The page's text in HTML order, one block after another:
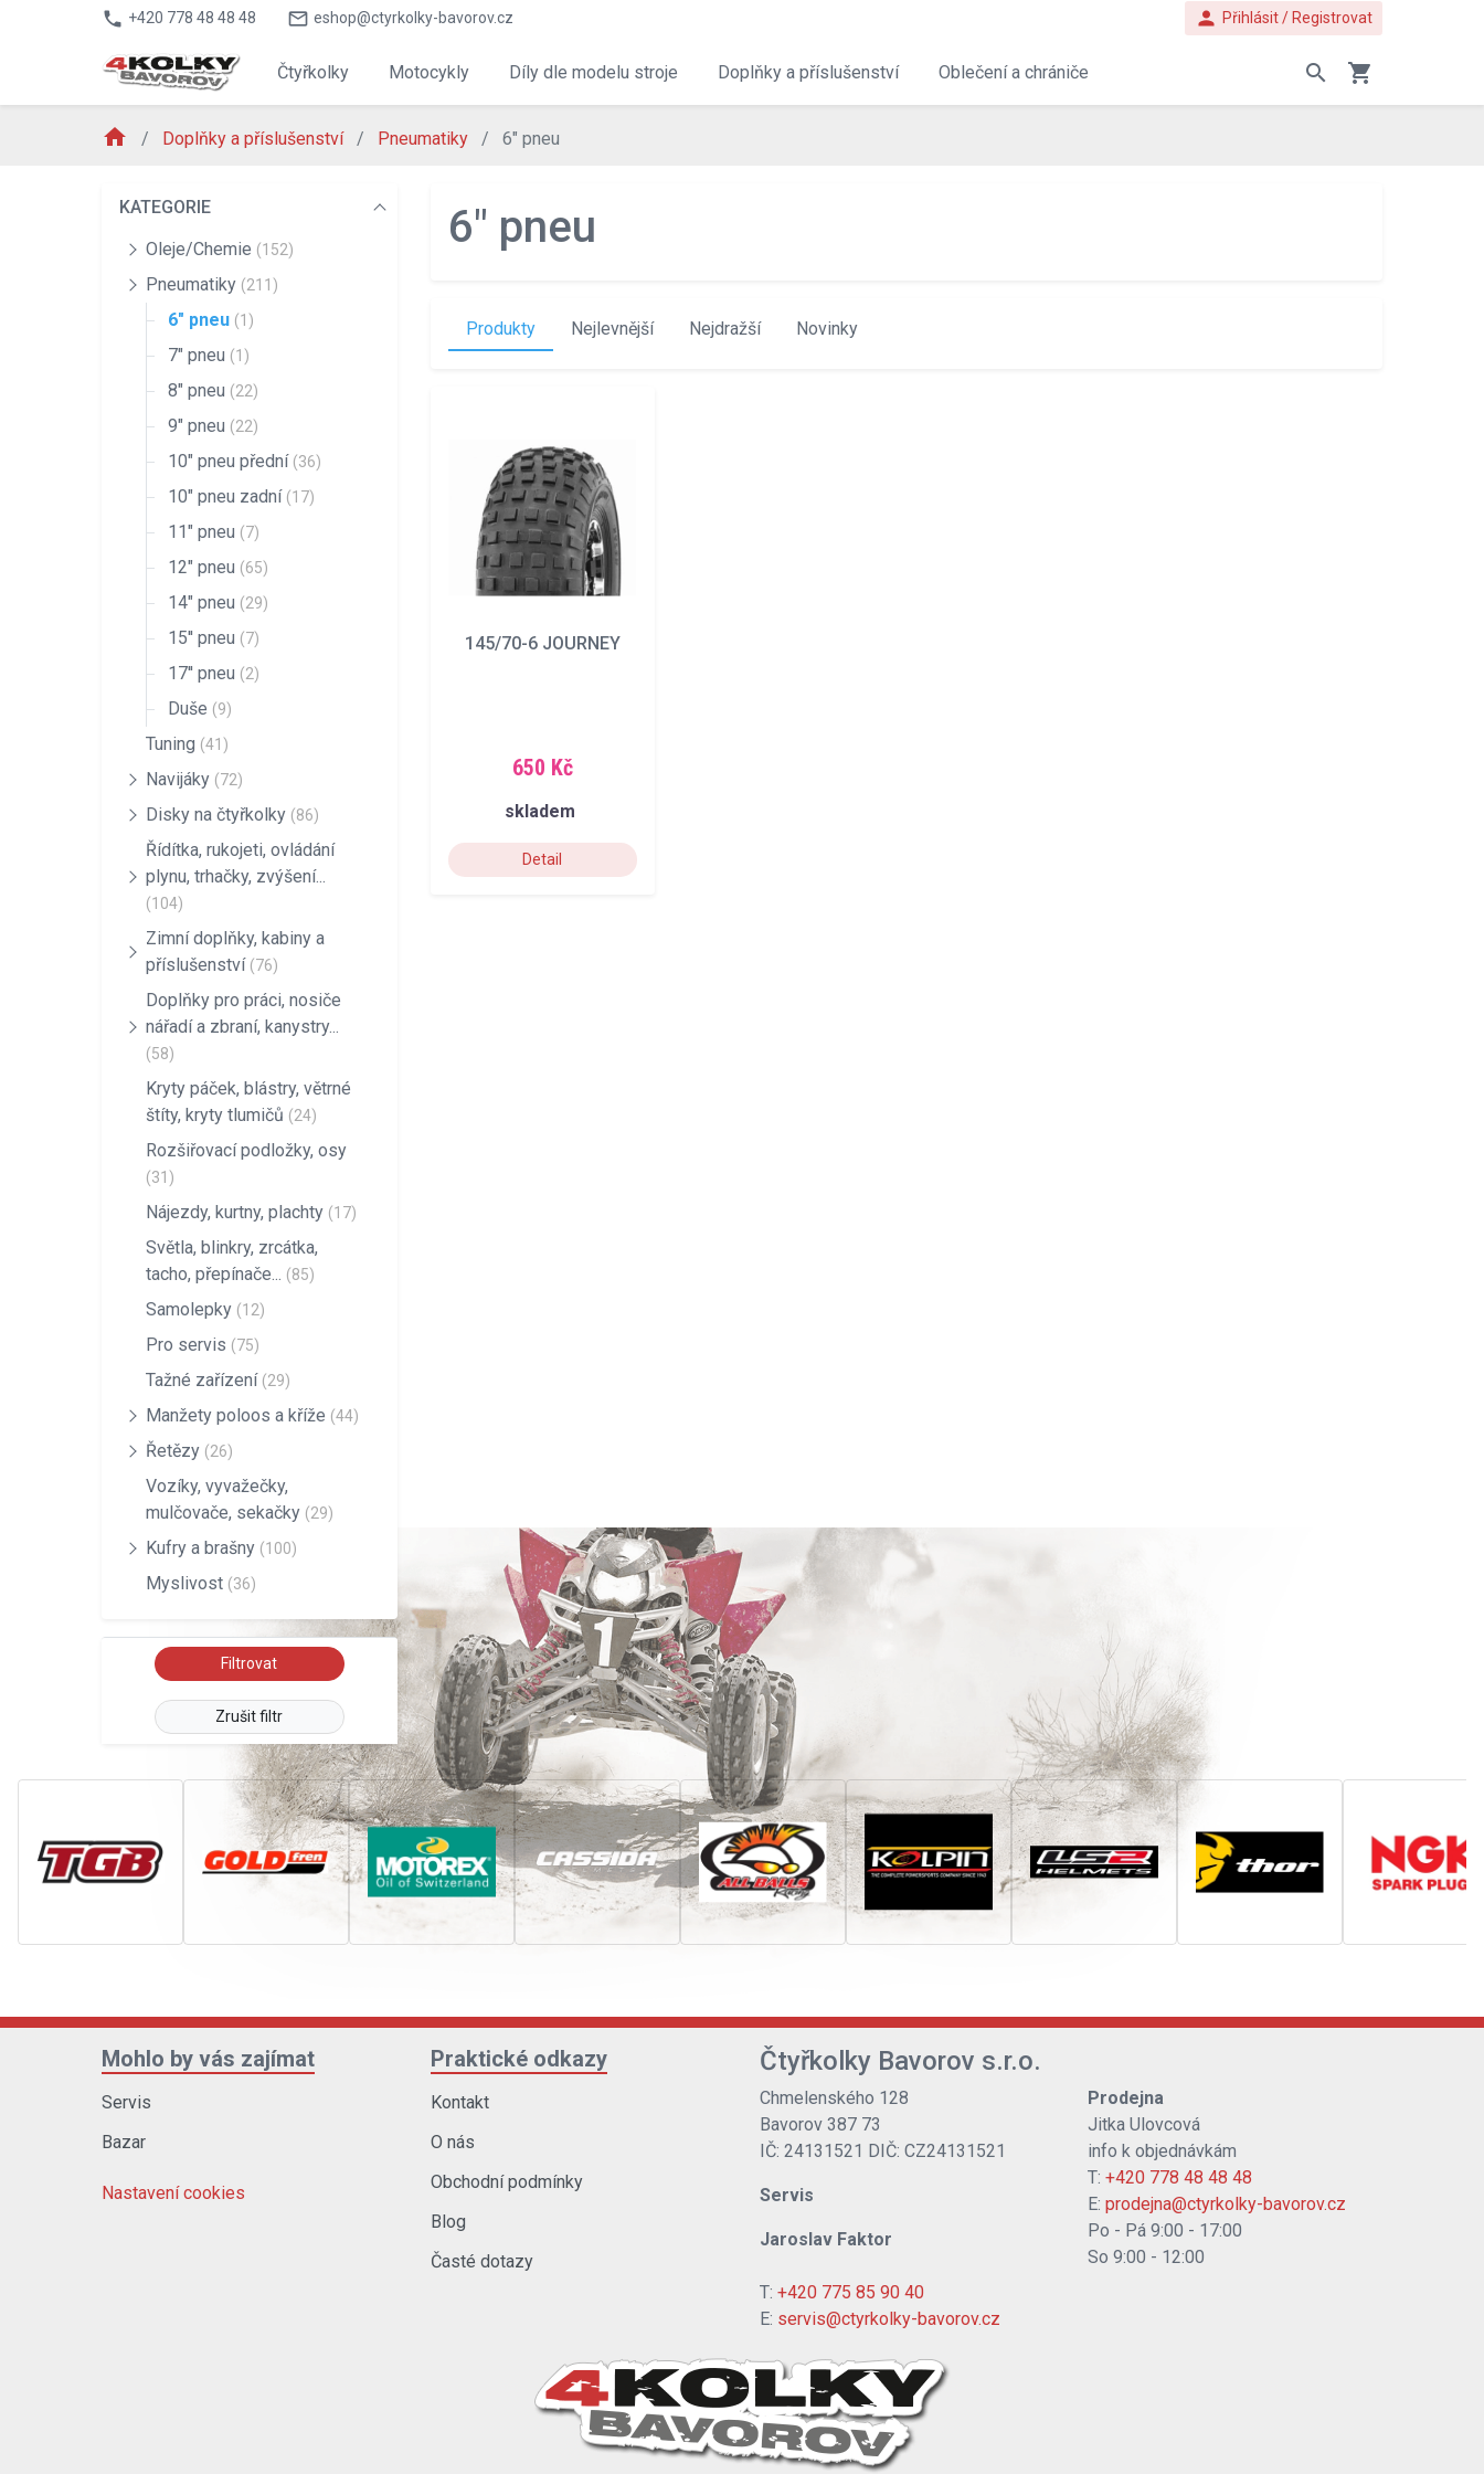
phone +420 778 48 48 48 mail_outline eshop@ctyrkolky-bavorov.cz person Přihlásit / Registrovat
Čtyřkolky Motocykly Díly dle modelu stroje Doplňky a příslušenství Oblečení a chrániče search shopping_cart
home Doplňky a příslušenství Pneumatiky 6" pneu
KATEGORIE
Oleje/Chemie (152)
Pneumatiky (211)
6" pneu (1)
7" pneu (1)
8" pneu (22)
9" pneu (22)
10" pneu přední (36)
10" pneu zadní (17)
11" pneu (7)
12" pneu (65)
14" pneu (29)
15'' pneu (7)
17'' pneu (2)
Duše (9)
Tuning (41)
Navijáky (72)
Disky na čtyřkolky (86)
Řídítka, rukojeti, ovládání
plynu, trhačky, zvýšení...
(104)
Zimní doplňky, kabiny a
příslušenství (76)
Doplňky pro práci, nosiče
nářadí a zbraní, kanystry...
(58)
Kryty páček, blástry, větrné
štíty, kryty tlumičů (24)
Rozšiřovací podložky, osy
(31)
Nájezdy, kurtny, plachty (17)
Světla, blinkry, zrcátka,
tacho, přepínače... (85)
Samolepky (12)
Pro servis (75)
Tažné zařízení (29)
Manžety poloos a kříže (44)
Řetězy (26)
Vozíky, vyvažečky,
mulčovače, sekačky (29)
Kufry a brašny (100)
Myslivost (36)
Zrušit filtr
6" pneu
Produkty Nejlevnější Nejdražší Novinky
145/70-6 JOURNEY
650 Kč
skladem
Detail
Mohlo by vás zajímat
Servis
Bazar
Nastavení cookies
Praktické odkazy
Kontakt
O nás
Obchodní podmínky
Blog
Časté dotazy
Čtyřkolky Bavorov s.r.o.
Chmelenského 128
Bavorov 387 73
IČ: 24131521 DIČ: CZ24131521
Servis
Jaroslav Faktor
T: +420 775 85 90 40
E: servis@ctyrkolky-bavorov.cz
Prodejna
Jitka Ulovcová
info k objednávkám
T: +420 778 48 48 48
E: prodejna@ctyrkolky-bavorov.cz
Po - Pá 9:00 - 17:00
So 9:00 - 12:00